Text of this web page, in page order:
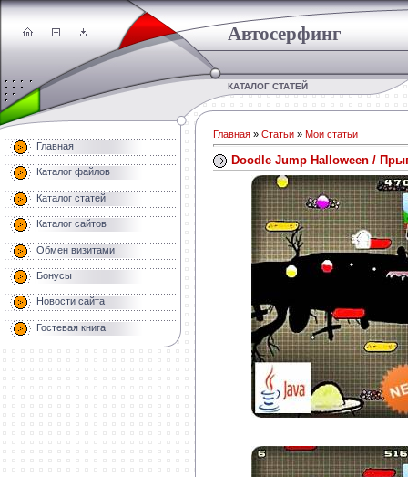
Автосерфинг
КАТАЛОГ СТАТЕЙ
Главная
Каталог файлов
Каталог статей
Каталог сайтов
Обмен визитами
Бонусы
Новости сайта
Гостевая книга
Главная » Статьи » Мои статьи
Doodle Jump Halloween /